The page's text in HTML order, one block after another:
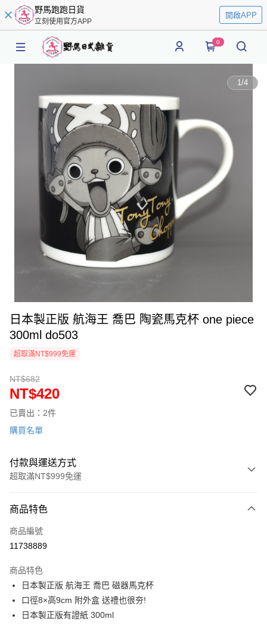
野馬跑跑日貨
立刻使用官方APP
開啟APP
0
1/4
日本製正版 航海王 喬巴 陶瓷馬克杯 one piece
300ml do503
超取滿NT$999免運
NT$682
NT$420
已賣出：2件
購買名單
付款與運送方式
超取滿NT$999免運
信用卡一次付款
信用卡分期付款
合作金庫商業銀行
華南商業銀行
彰化商業銀行
上海商業儲蓄銀行
台北富邦商業銀行
國泰世華商業銀行
超商取貨付款
LINE Pay
商品特色
商品編號
11738889
商品特色
日本製正版 航海王 喬巴 磁器馬克杯
口徑8×高9cm 附外盒 送禮也很夯!
日本製正版有證紙 300ml